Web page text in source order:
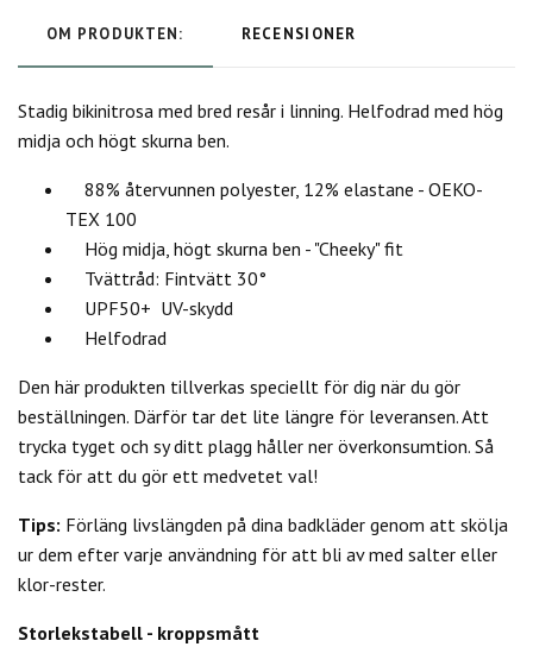
OM PRODUKTEN: RECENSIONER
Stadig bikinitrosa med bred resår i linning. Helfodrad med hög
midja och högt skurna ben.
88% återvunnen polyester, 12% elastane - OEKO-
TEX 100
Hög midja, högt skurna ben - "Cheeky" fit
Tvättråd: Fintvätt 30°
UPF50+ UV-skydd
Helfodrad
Den här produkten tillverkas speciellt för dig när du gör
beställningen. Därför tar det lite längre för leveransen. Att
trycka tyget och sy ditt plagg håller ner överkonsumtion. Så
tack för att du gör ett medvetet val!
Tips: Förläng livslängden på dina badkläder genom att skölja
ur dem efter varje användning för att bli av med salter eller
klor-rester.
Storlekstabell - kroppsmått